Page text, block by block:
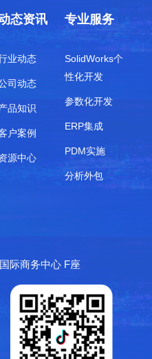
态资讯
业动态
司动态
品知识
户案例
源中心
专业服务
SolidWorks个
性化开发
参数化开发
ERP集成
PDM实施
分析外包
际商务中心 F座